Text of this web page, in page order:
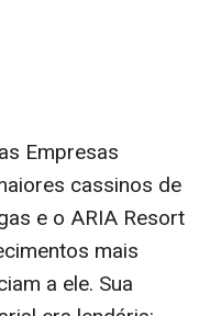
Empresas
cassinos de
e o ARIA Resort
mais
a ele. Sua